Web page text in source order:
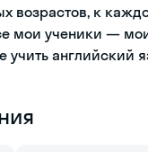
возрастов, к
мои ученики —
учить английский